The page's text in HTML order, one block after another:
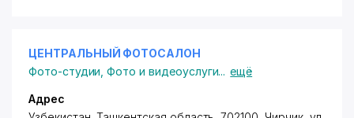
ЦЕНТРАЛЬНЫЙ ФОТОСАЛОН
Фото-студии ,Фото и видеоуслуги... ещё
Адрес